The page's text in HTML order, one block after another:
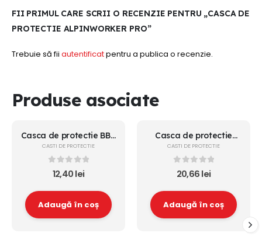
FII PRIMUL CARE SCRII O RECENZIE PENTRU „CASCA DE
PROTECTIE ALPINWORKER PRO”
Trebuie să fii autentificatpentru a publica o recenzie.
Produse asociate
Casca de protectie BBU
SP300P ALBASTRA
CASTI DE PROTECTIE
0out of 5
12,40lei
Adaugă în coș
Casca de protectie
STENSO ALBASTRU
CASTI DE PROTECTIE
0out of 5
20,66lei
Adaugă în coș